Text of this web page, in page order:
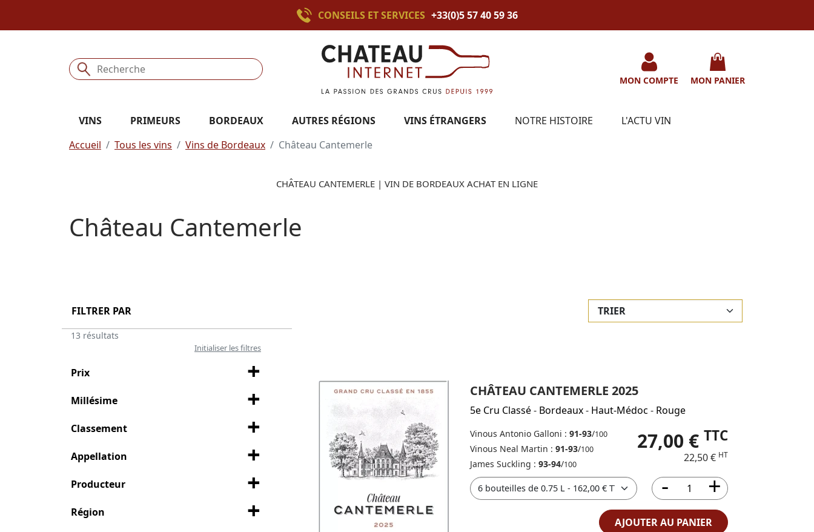
CONSEILS ET SERVICES +33(0)5 57 40 59 36
MON COMPTE MON PANIER
VINS PRIMEURS BORDEAUX AUTRES RÉGIONS VINS ÉTRANGERS NOTRE HISTOIRE
L'ACTU VIN
Accueil
Tous les vins Vins de Bordeaux Château Cantemerle
CHÂTEAU CANTEMERLE | VIN DE BORDEAUX ACHAT EN LIGNE
Château Cantemerle
FILTRER PAR
13 résultats
Initialiser les filtres
Prix
Millésime
Classement
Appellation
Producteur
Région
CHÂTEAU CANTEMERLE 2025
5e Cru Classé- Bordeaux- Haut-Médoc - Rouge
Vinous Antonio Galloni : 91-93/100
Vinous Neal Martin : 91-93/100
James Suckling : 93-94/100
27,00 € TTC
22,50 € HT
AJOUTER AU PANIER